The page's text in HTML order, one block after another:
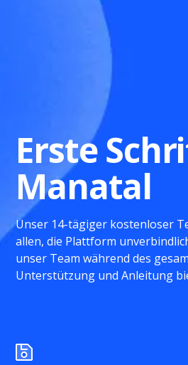
Erste
Manatal
Unser 14-tägiger kostenloser
allen, die Plattform
unser Team während des
Unterstützung und Anleitung